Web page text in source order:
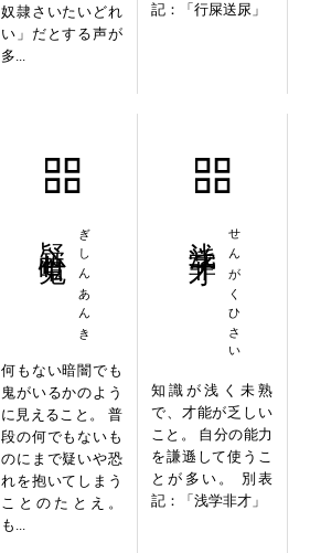
奴隷さいたいどれ
い」だとする声が
多...
記：「行屎送尿」
ぎしんあんき
何もない暗闇でも
鬼がいるかのよう
に見えること。 普
段の何でもないも
のにまで疑いや恐
れを抱いてしまう
ことのたとえ。
も...
せんがくひさい
知識が浅く未熟
で、才能が乏しい
こと。 自分の能力
を謙遜して使うこ
とが多い。 別表
記：「浅学非才」